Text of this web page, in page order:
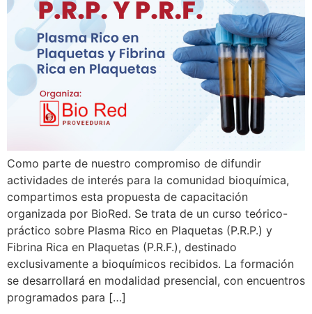
Como parte de nuestro compromiso de difundir
actividades de interés para la comunidad bioquímica,
compartimos esta propuesta de capacitación
organizada por BioRed. Se trata de un curso teórico-
práctico sobre Plasma Rico en Plaquetas (P.R.P.) y
Fibrina Rica en Plaquetas (P.R.F.), destinado
exclusivamente a bioquímicos recibidos. La formación
se desarrollará en modalidad presencial, con encuentros
programados para […]